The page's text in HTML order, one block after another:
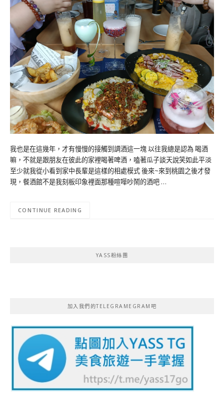
我也是在這幾年，才有慢慢的接觸到調酒這一塊 以往我總是認為 喝酒
嘛，不就是跟朋友在彼此的家裡喝著啤酒，嗑著瓜子談天說笑如此平淡
至少就我從小看到家中長輩是這樣的相處模式 後來~來到桃園之後才發
現，餐酒館不是我刻板印象裡面那種喧嘩吵鬧的酒吧 …
CONTINUE READING
YASS粉絲團
加入我們的TELEGRAMEGRAM吧